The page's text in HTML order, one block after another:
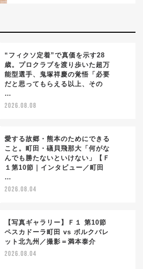
“フィクソ定着”で真価を示す28
歳。プロクラブを渡り歩いた超万
能型選手、鬼塚祥慶の覚悟「必要
だと思ってもらえる以上、その
…
2026.08.08
愛する故郷・熊本のためにできる
こと。町田・礒貝飛那大「何がな
んでも勝たないといけない」【Ｆ
１第10節｜インタビュー／町田
…
2026.08.04
【写真ギャラリー】Ｆ１ 第10節
ペスカドーラ町田 vs ボルクバレ
ット北九州／撮影＝満本泰介
2026.08.04